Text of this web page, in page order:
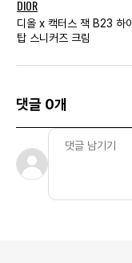
DIOR
디올 x 캑터스 잭 B23 하이
탑 스니커즈 크림
댓글 0개